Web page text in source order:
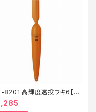
8201 高輝度遠投ウキ6【特
掛】【20】